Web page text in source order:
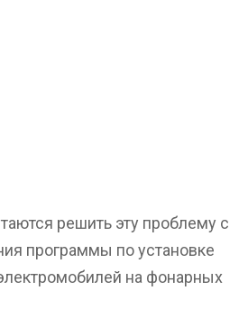
решить эту проблему с
программы по установке
на фонарных